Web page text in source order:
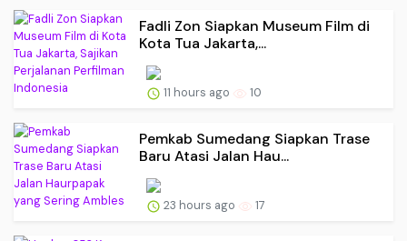
Fadli Zon Siapkan Museum Film di
Kota Tua Jakarta,...
11 hours ago 10
Pemkab Sumedang Siapkan Trase
Baru Atasi Jalan Hau...
23 hours ago 17